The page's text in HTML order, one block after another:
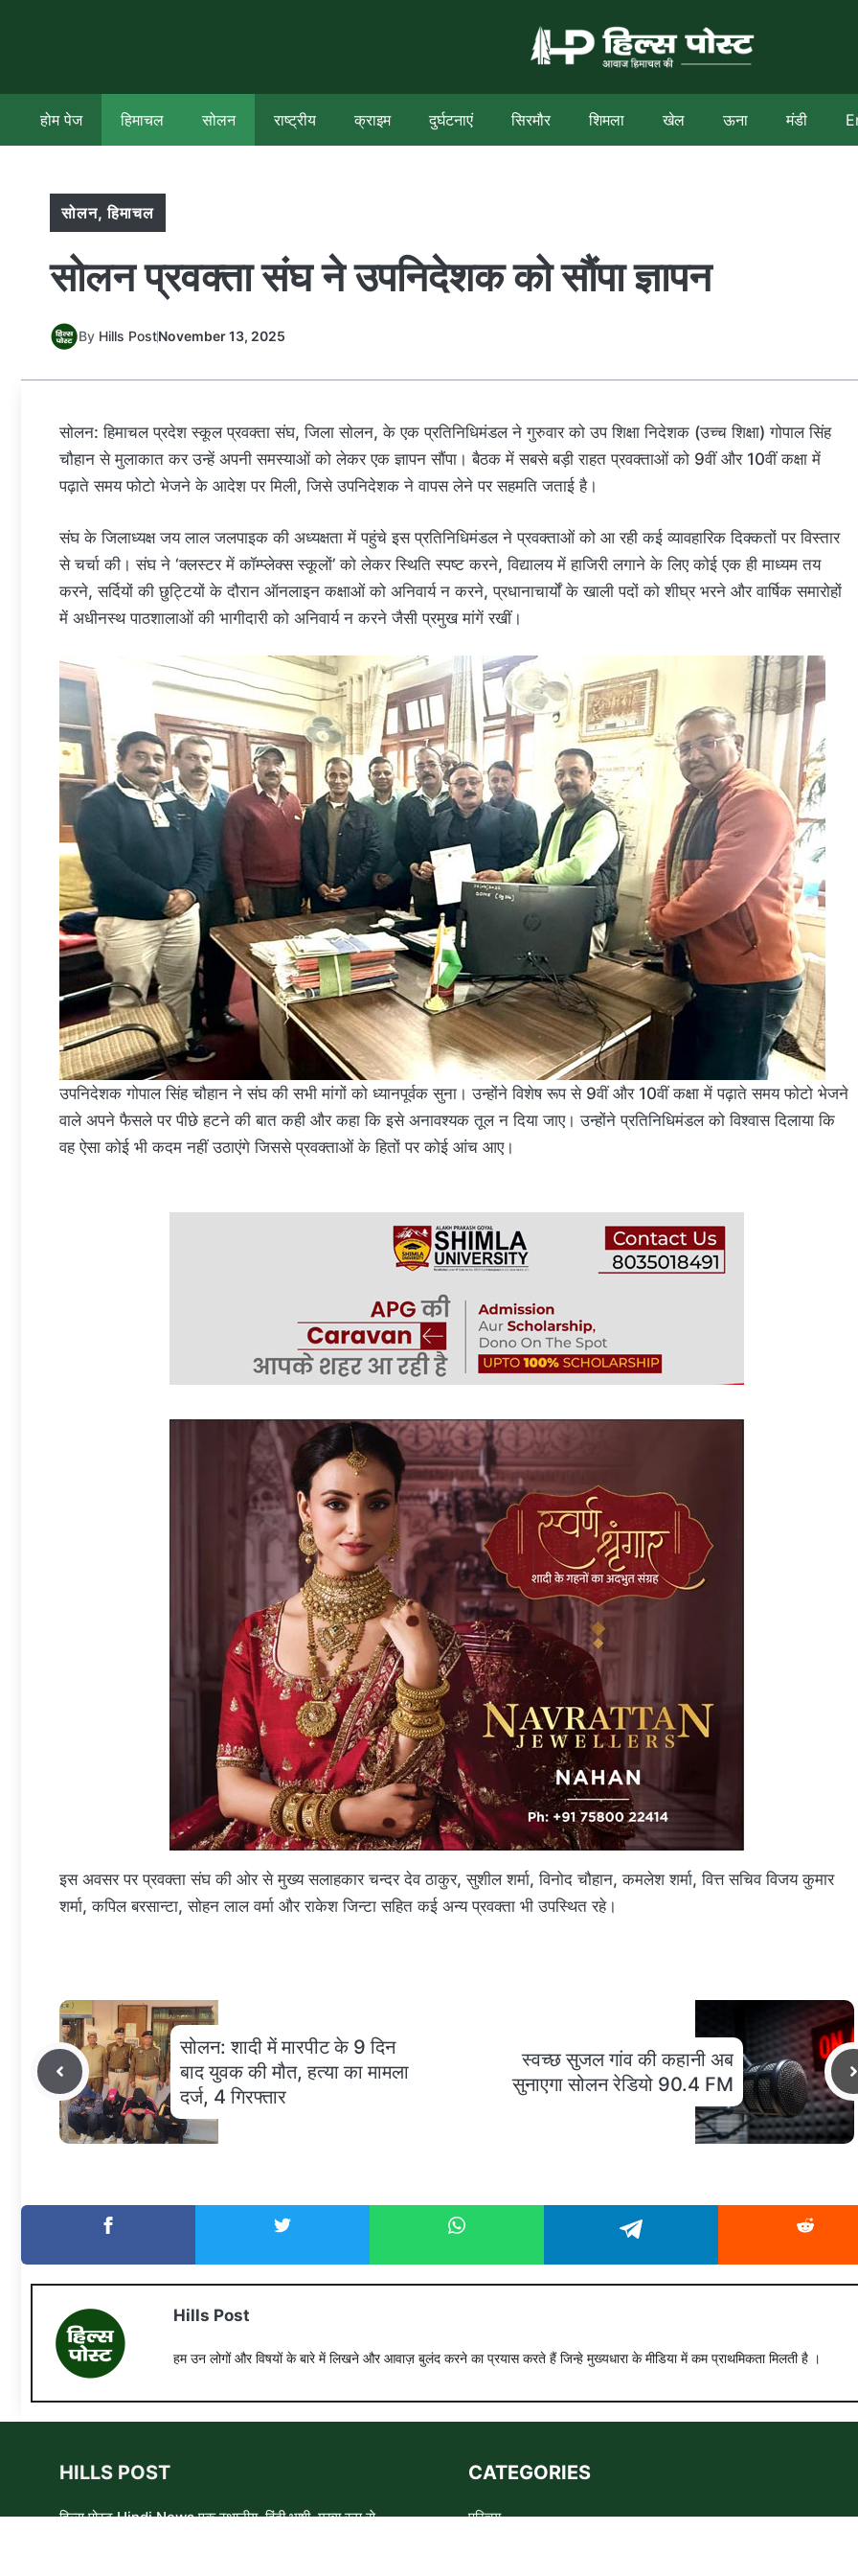
होम पेज हिमाचल सोलन राष्ट्रीय क्राइम दुर्घटनाएं सिरमौर शिमला खेल ऊना मंडी
सोलन,हिमाचल
सोलन प्रवक्ता संघ ने उपनिदेशक को सौंपा ज्ञापन
By Hills PostNovember 13, 2025
सोलन: हिमाचल प्रदेश स्कूल प्रवक्ता संघ, जिला सोलन, के एक प्रतिनिधिमंडल ने गुरुवार को उप शिक्षा निदेशक (उच्च शिक्षा) गोपाल सिंह
चौहान से मुलाकात कर उन्हें अपनी समस्याओं को लेकर एक ज्ञापन सौंपा। बैठक में सबसे बड़ी राहत प्रवक्ताओं को 9वीं और 10वीं कक्षा में
पढ़ाते समय फोटो भेजने के आदेश पर मिली, जिसे उपनिदेशक ने वापस लेने पर सहमति जताई है।
संघ के जिलाध्यक्ष जय लाल जलपाइक की अध्यक्षता में पहुंचे इस प्रतिनिधिमंडल ने प्रवक्ताओं को आ रही कई व्यावहारिक दिक्कतों पर विस्तार
से चर्चा की। संघ ने ‘क्लस्टर में कॉम्प्लेक्स स्कूलों’ को लेकर स्थिति स्पष्ट करने, विद्यालय में हाजिरी लगाने के लिए कोई एक ही माध्यम तय
करने, सर्दियों की छुट्टियों के दौरान ऑनलाइन कक्षाओं को अनिवार्य न करने, प्रधानाचार्यों के खाली पदों को शीघ्र भरने और वार्षिक समारोहों
में अधीनस्थ पाठशालाओं की भागीदारी को अनिवार्य न करने जैसी प्रमुख मांगें रखीं।
उपनिदेशक गोपाल सिंह चौहान ने संघ की सभी मांगों को ध्यानपूर्वक सुना। उन्होंने विशेष रूप से 9वीं और 10वीं कक्षा में पढ़ाते समय फोटो भेजने
वाले अपने फैसले पर पीछे हटने की बात कही और कहा कि इसे अनावश्यक तूल न दिया जाए। उन्होंने प्रतिनिधिमंडल को विश्वास दिलाया कि
वह ऐसा कोई भी कदम नहीं उठाएंगे जिससे प्रवक्ताओं के हितों पर कोई आंच आए।
इस अवसर पर प्रवक्ता संघ की ओर से मुख्य सलाहकार चन्दर देव ठाकुर, सुशील शर्मा, विनोद चौहान, कमलेश शर्मा, वित्त सचिव विजय कुमार
शर्मा, कपिल बरसान्टा, सोहन लाल वर्मा और राकेश जिन्टा सहित कई अन्य प्रवक्ता भी उपस्थित रहे।
सोलन: शादी में मारपीट के 9 दिन
बाद युवक की मौत, हत्या का मामला
दर्ज, 4 गिरफ्तार
स्वच्छ सुजल गांव की कहानी अब
सुनाएगा सोलन रेडियो 90.4 FM
Hills Post
हम उन लोगों और विषयों के बारे में लिखने और आवाज़ बुलंद करने का प्रयास करते हैं जिन्हे मुख्यधारा के मीडिया में कम प्राथमिकता मिलती है ।
HILLS POST
हिल्स पोस्ट Hindi News एक स्थानीय, हिंदी भाषी, मुख्य रूप से
CATEGORIES
परिचय